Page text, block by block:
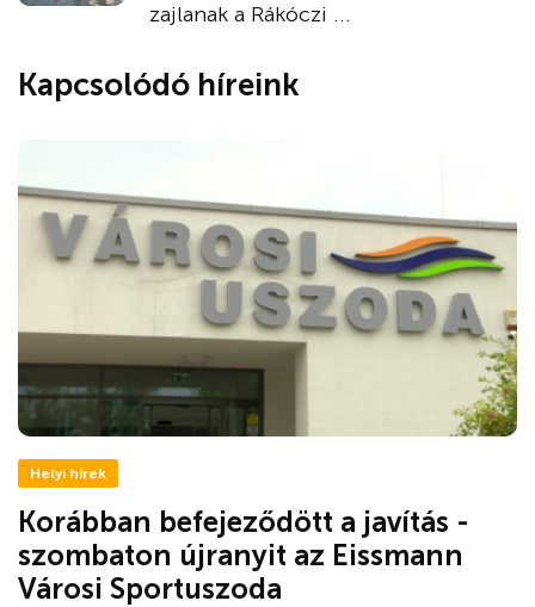
zajlanak a Rákóczi ...
Kapcsolódó híreink
Helyi hírek
Korábban befejeződött a javítás -
szombaton újranyit az Eissmann
Városi Sportuszoda